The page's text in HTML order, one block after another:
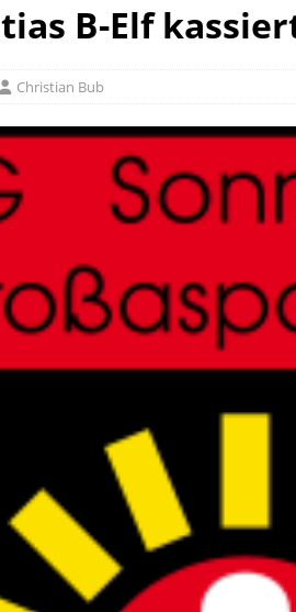
B-Elf
Christian Bub